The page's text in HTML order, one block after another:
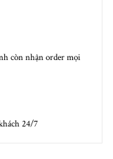
còn nhận order mọi
24/7